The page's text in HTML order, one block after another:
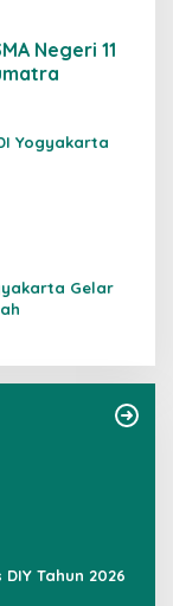
Negeri 11
Yogyakarta
Gelar
Tahun 2026